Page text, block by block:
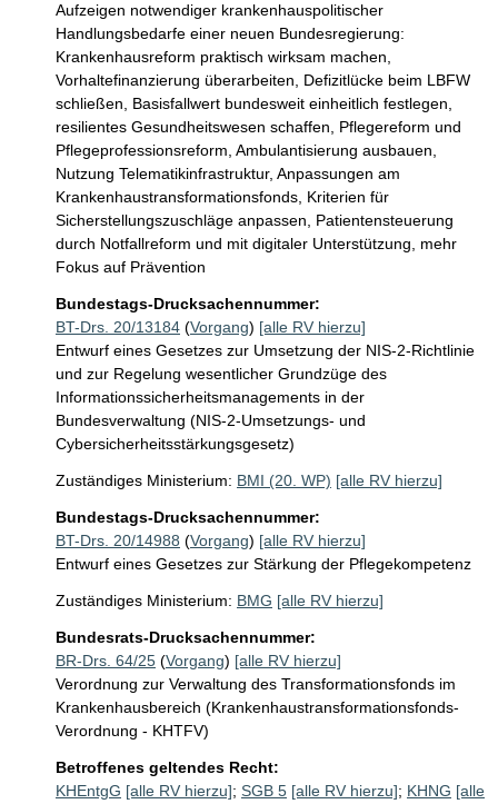
Aufzeigen notwendiger krankenhauspolitischer
Handlungsbedarfe einer neuen Bundesregierung:
Krankenhausreform praktisch wirksam machen,
Vorhaltefinanzierung überarbeiten, Defizitlücke beim LBFW
schließen, Basisfallwert bundesweit einheitlich festlegen,
resilientes Gesundheitswesen schaffen, Pflegereform und
Pflegeprofessionsreform, Ambulantisierung ausbauen,
Nutzung Telematikinfrastruktur, Anpassungen am
Krankenhaustransformationsfonds, Kriterien für
Sicherstellungszuschläge anpassen, Patientensteuerung
durch Notfallreform und mit digitaler Unterstützung, mehr
Fokus auf Prävention
Bundestags-Drucksachennummer:
BT-Drs. 20/13184 (Vorgang) [alle RV hierzu]
Entwurf eines Gesetzes zur Umsetzung der NIS-2-Richtlinie
und zur Regelung wesentlicher Grundzüge des
Informationssicherheitsmanagements in der
Bundesverwaltung (NIS-2-Umsetzungs- und
Cybersicherheitsstärkungsgesetz)
Zuständiges Ministerium: BMI (20. WP) [alle RV hierzu]
Bundestags-Drucksachennummer:
BT-Drs. 20/14988 (Vorgang) [alle RV hierzu]
Entwurf eines Gesetzes zur Stärkung der Pflegekompetenz
Zuständiges Ministerium: BMG [alle RV hierzu]
Bundesrats-Drucksachennummer:
BR-Drs. 64/25 (Vorgang) [alle RV hierzu]
Verordnung zur Verwaltung des Transformationsfonds im
Krankenhausbereich (Krankenhaustransformationsfonds-
Verordnung - KHTFV)
Betroffenes geltendes Recht:
KHEntgG [alle RV hierzu]; SGB 5 [alle RV hierzu]; KHNG [alle